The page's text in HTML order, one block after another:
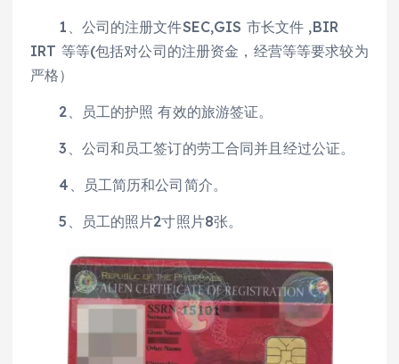
1、公司的注册文件SEC,GIS 市长文件 ,BIR
IRT 等等(包括对公司的注册资金，经营等等要求较为
严格）
2、员工的护照 有效的旅游签证。
3、公司和员工签订的劳工合同并且经过公证。
4、员工简历和公司简介。
5、员工的照片2寸照片8张。